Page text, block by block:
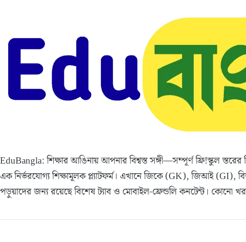
EduBangla: শিক্ষার আঙিনায় আপনার বিশ্বস্ত সঙ্গী—সম্পূর্ণ ফ্রি!স্কুল
এক নির্ভরযোগ্য শিক্ষামূলক প্ল্যাটফর্ম। এখানে জিকে (GK), জিআই (GI),
পড়ুয়াদের জন্য রয়েছে বিশেষ ট্যাব ও মোবাইল-ফ্রেন্ডলি কনটেন্ট।